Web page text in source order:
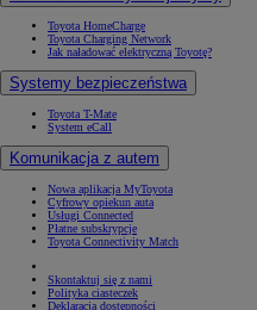
Toyota HomeCharge
Toyota Charging Network
Jak naładować elektryczną Toyotę?
Systemy bezpieczeństwa
Toyota T-Mate
System eCall
Komunikacja z autem
Nowa aplikacja MyToyota
Cyfrowy opiekun auta
Usługi Connected
Płatne subskrypcje
Toyota Connectivity Match
Skontaktuj się z nami
Polityka ciasteczek
Deklaracja dostępności